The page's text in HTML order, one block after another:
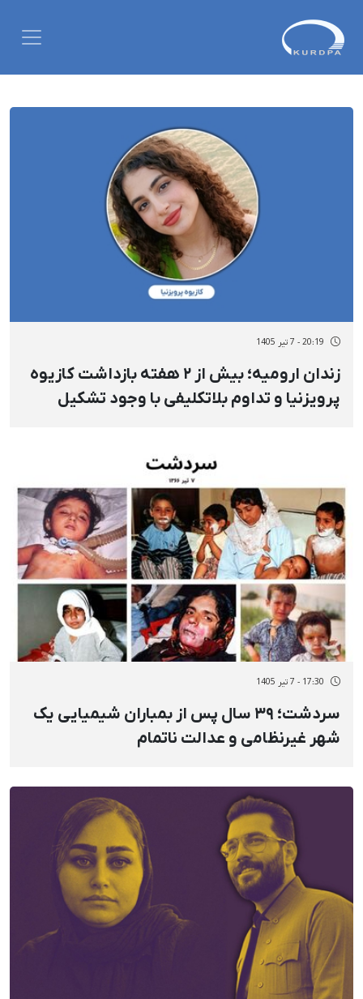
20:19 - 7 تیر 1405
زندان ارومیه؛ بیش از ۲ هفته بازداشت کازیوه
پرویزنیا و تداوم بلاتکلیفی با وجود تشکیل
17:30 - 7 تیر 1405
سردشت؛ ۳۹ سال پس از بمباران شیمیایی یک
شهر غیرنظامی و عدالت ناتمام